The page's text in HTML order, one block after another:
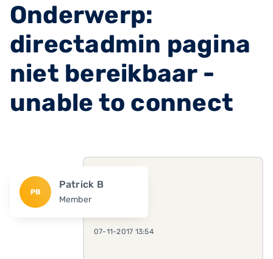
Onderwerp:
directadmin pagina
niet bereikbaar -
unable to connect
PB
Patrick B
Member
07-11-2017 13:54